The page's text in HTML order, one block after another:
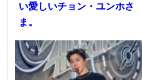
い愛しいチョン・ユンホさ
ま。